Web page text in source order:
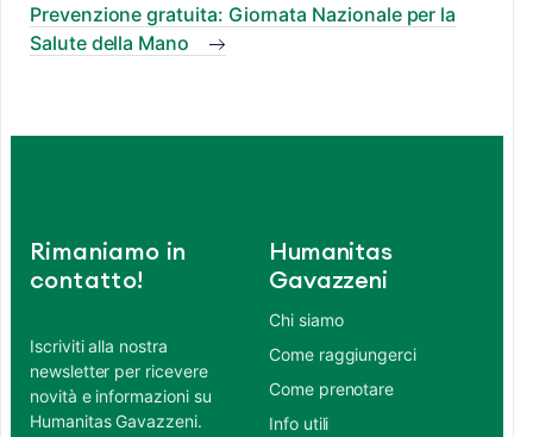
Prevenzione gratuita: Giornata Nazionale per la
Salute della Mano
Rimaniamo in
contatto!
Iscriviti alla nostra
newsletter per ricevere
novità e informazioni su
Humanitas Gavazzeni.
Humanitas
Gavazzeni
Chi siamo
Come raggiungerci
Come prenotare
Info utili